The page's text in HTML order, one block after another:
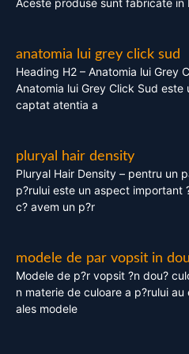
Aceste produse sunt fabricate in
anatomia lui grey click sud
Heading H2 – Anatomia lui Grey
Anatomia lui Grey Click Sud
captat atentia a
pluryal hair density
Pluryal Hair Density – pentru un
p?rului este un aspect important
c? avem un p?r
modele de par vopsit in
Modele de p?r vopsit ?n dou?
n materie de culoare a p?rului
ales modele